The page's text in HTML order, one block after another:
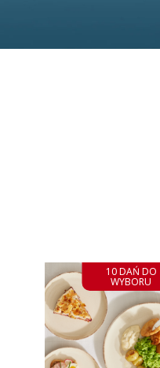
10 DAŃ DO
WYBORU